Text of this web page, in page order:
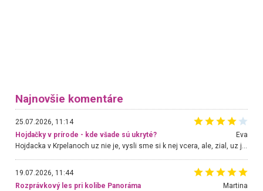
Najnovšie komentáre
25.07.2026, 11:14
Hojdačky v prírode - kde všade sú ukryté?
Eva
Hojdacka v Krpelanoch uz nie je, vysli sme si k nej vcera, ale, zial, uz je znicena. Ak sem planujete cestu len kvoli hojdacke, mozete si ju usetrit. Krasny vyhlad je tu vsak aj bez hojdacky :-)
19.07.2026, 11:44
Rozprávkový les pri kolibe Panoráma
Martina